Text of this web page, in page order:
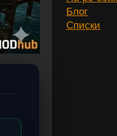
Блог
Списки